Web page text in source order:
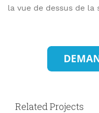
la vue de dessus de la
Related Projects